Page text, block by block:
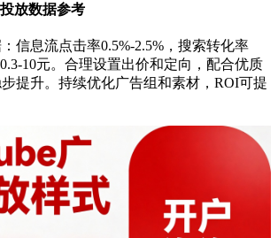
放数据参考
信息流点击率0.5%-2.5%，搜索转化率
10元。合理设置出价和定向，配合优质
提升。持续优化广告组和素材，ROI可提